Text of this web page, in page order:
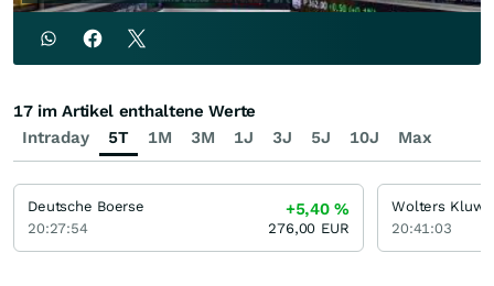
Intraday 5T 1M 3M 1J 3J 5J 10J Max
17 im Artikel enthaltene Werte
Deutsche Boerse
20:27:54
+5,40%
276,00 EUR
Wolters
20:41:03